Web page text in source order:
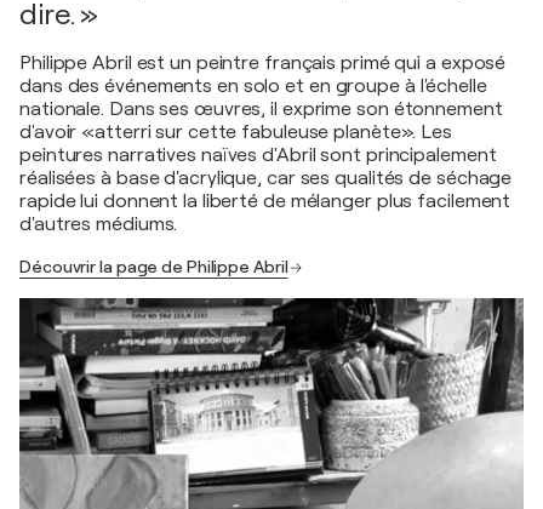
dire. »
Philippe Abril est un peintre français primé qui a exposé
dans des événements en solo et en groupe à l'échelle
nationale. Dans ses œuvres, il exprime son étonnement
d'avoir «atterri sur cette fabuleuse planète». Les
peintures narratives naïves d'Abril sont principalement
réalisées à base d'acrylique, car ses qualités de séchage
rapide lui donnent la liberté de mélanger plus facilement
d'autres médiums.
Découvrir la page de Philippe Abril